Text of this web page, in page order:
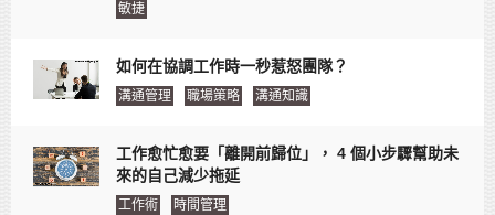
敏捷
如何在協調工作時一秒惹怒團隊？
溝通管理 職場策略 溝通知識
工作愈忙愈要「離開前歸位」， 4 個小步驟幫助未
來的自己減少拖延
工作術 時間管理